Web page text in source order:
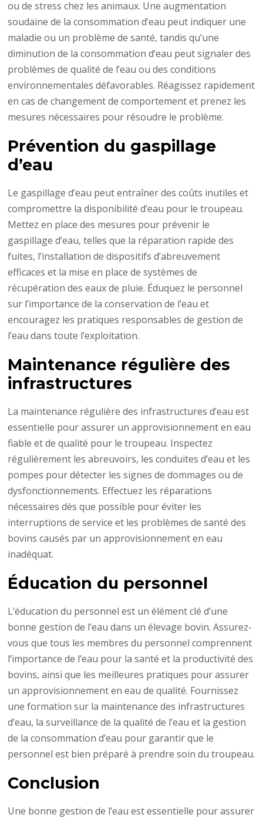
ou de stress chez les animaux. Une augmentation
soudaine de la consommation d’eau peut indiquer une
maladie ou un problème de santé, tandis qu’une
diminution de la consommation d’eau peut signaler des
problèmes de qualité de l’eau ou des conditions
environnementales défavorables. Réagissez rapidement
en cas de changement de comportement et prenez les
mesures nécessaires pour résoudre le problème.
Prévention du gaspillage
d’eau
Le gaspillage d’eau peut entraîner des coûts inutiles et
compromettre la disponibilité d’eau pour le troupeau.
Mettez en place des mesures pour prévenir le
gaspillage d’eau, telles que la réparation rapide des
fuites, l’installation de dispositifs d’abreuvement
efficaces et la mise en place de systèmes de
récupération des eaux de pluie. Éduquez le personnel
sur l’importance de la conservation de l’eau et
encouragez les pratiques responsables de gestion de
l’eau dans toute l’exploitation.
Maintenance régulière des
infrastructures
La maintenance régulière des infrastructures d’eau est
essentielle pour assurer un approvisionnement en eau
fiable et de qualité pour le troupeau. Inspectez
régulièrement les abreuvoirs, les conduites d’eau et les
pompes pour détecter les signes de dommages ou de
dysfonctionnements. Effectuez les réparations
nécessaires dès que possible pour éviter les
interruptions de service et les problèmes de santé des
bovins causés par un approvisionnement en eau
inadéquat.
Éducation du personnel
L’éducation du personnel est un élément clé d’une
bonne gestion de l’eau dans un élevage bovin. Assurez-
vous que tous les membres du personnel comprennent
l’importance de l’eau pour la santé et la productivité des
bovins, ainsi que les meilleures pratiques pour assurer
un approvisionnement en eau de qualité. Fournissez
une formation sur la maintenance des infrastructures
d’eau, la surveillance de la qualité de l’eau et la gestion
de la consommation d’eau pour garantir que le
personnel est bien préparé à prendre soin du troupeau.
Conclusion
Une bonne gestion de l’eau est essentielle pour assurer